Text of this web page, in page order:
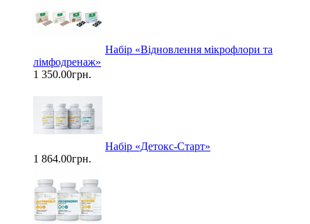
Набір «Відновлення мікрофлори та
лімфодренаж»
1 350.00грн.
Набір «Детокс-Старт»
1 864.00грн.